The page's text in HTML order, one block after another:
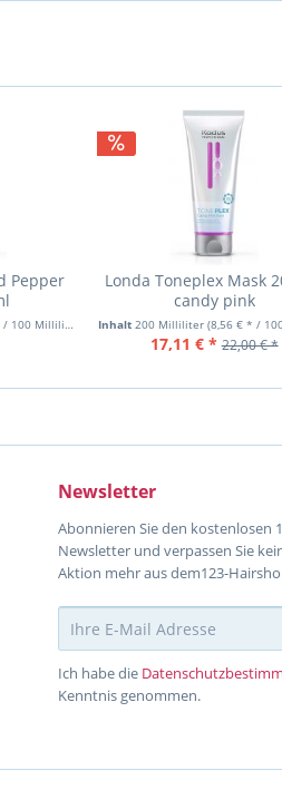
Pepper
100 Milliliter)
Londa Toneplex Mask
candy pink
Inhalt200 Milliliter(8,56 € * / 100
17,11 € * 22,00 € *
Newsletter
Abonnieren Sie den kostenlosen
Newsletter und verpassen Sie
Aktion mehr aus dem123-
Ich habe die
Kenntnis genommen.